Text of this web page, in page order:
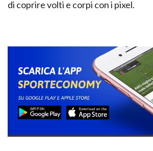
di coprire volti e corpi con i pixel.